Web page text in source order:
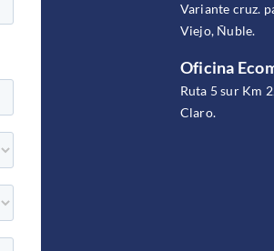
Variante cruz.
Viejo, Ñuble.
Oficina
Ruta 5 sur Km
Claro.